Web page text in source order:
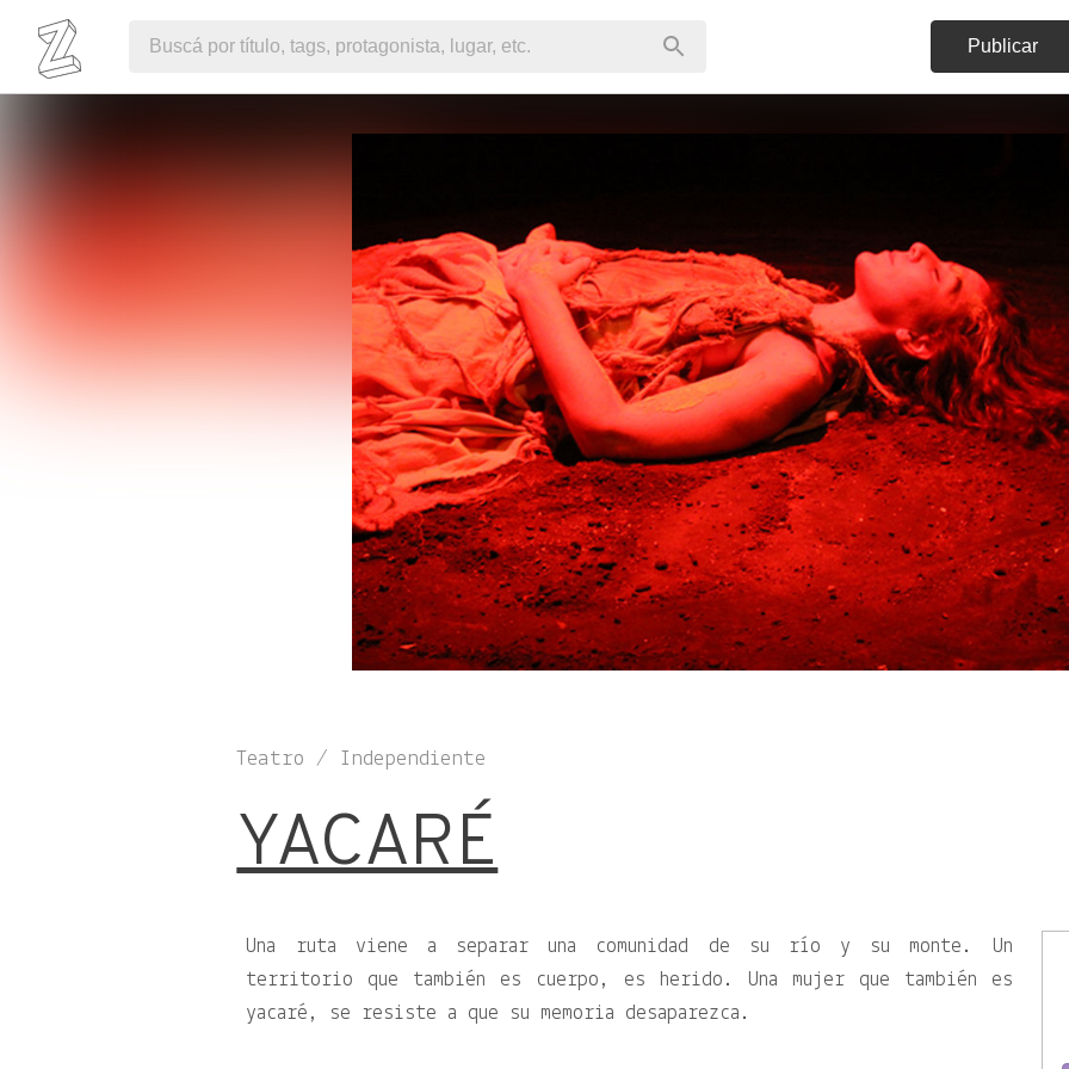
Publicar
Teatro / Independiente
YACARÉ
Una ruta viene a separar una comunidad de su río y su monte. Un
territorio que también es cuerpo, es herido. Una mujer que también es
yacaré, se resiste a que su memoria desaparezca.